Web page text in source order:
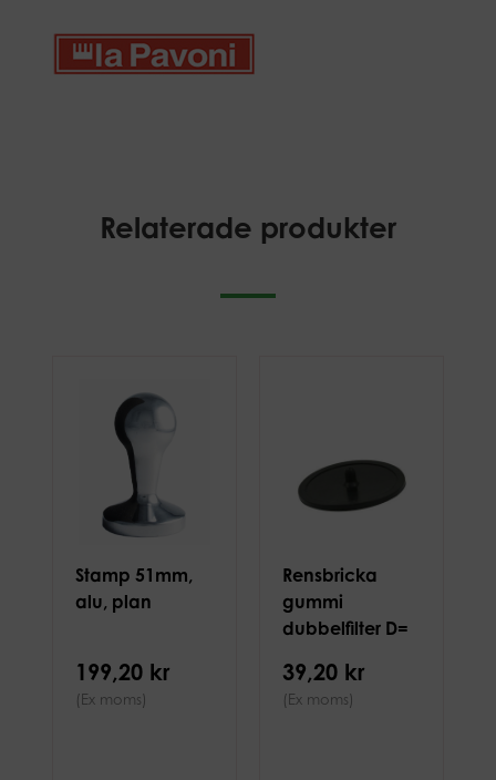
Relaterade produkter
Stamp 51mm,
alu, plan
199,20 kr
(Ex moms)
Rensbricka
gummi
dubbelfilter D=
39,20 kr
(Ex moms)